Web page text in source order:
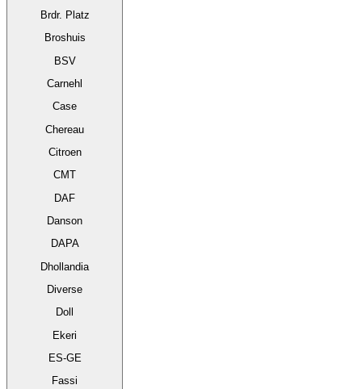
Brdr. Platz
Broshuis
BSV
Carnehl
Case
Chereau
Citroen
CMT
DAF
Danson
DAPA
Dhollandia
Diverse
Doll
Ekeri
ES-GE
Fassi